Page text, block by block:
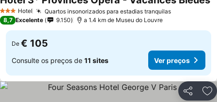
3 EstrelasHotel Quartos insonorizados para estadias tranquilas
8,7 Excelente 9.150 a 1.4 km de Museu do Louvre
De € 105
Consulte os preços de 11 sites Ver preços
Partilhar